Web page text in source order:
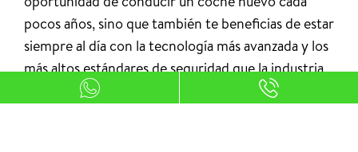
pocos años, sino que también te beneficias de estar
siempre al día con la tecnología más avanzada y los
más altos estándares de seguridad que la industria
automotriz tiene para ofrecer. Esta ventaja es